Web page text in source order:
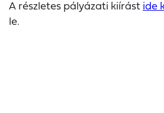
A részletes pályázati kiírástide
le.